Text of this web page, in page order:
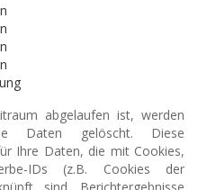
abgelaufen ist, werden
Daten gelöscht. Diese
Ihre Daten, die mit Cookies,
IDs (z.B. Cookies der